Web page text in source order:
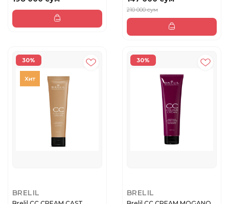
210 000 сум
30%
BRELIL
30%
BRELIL